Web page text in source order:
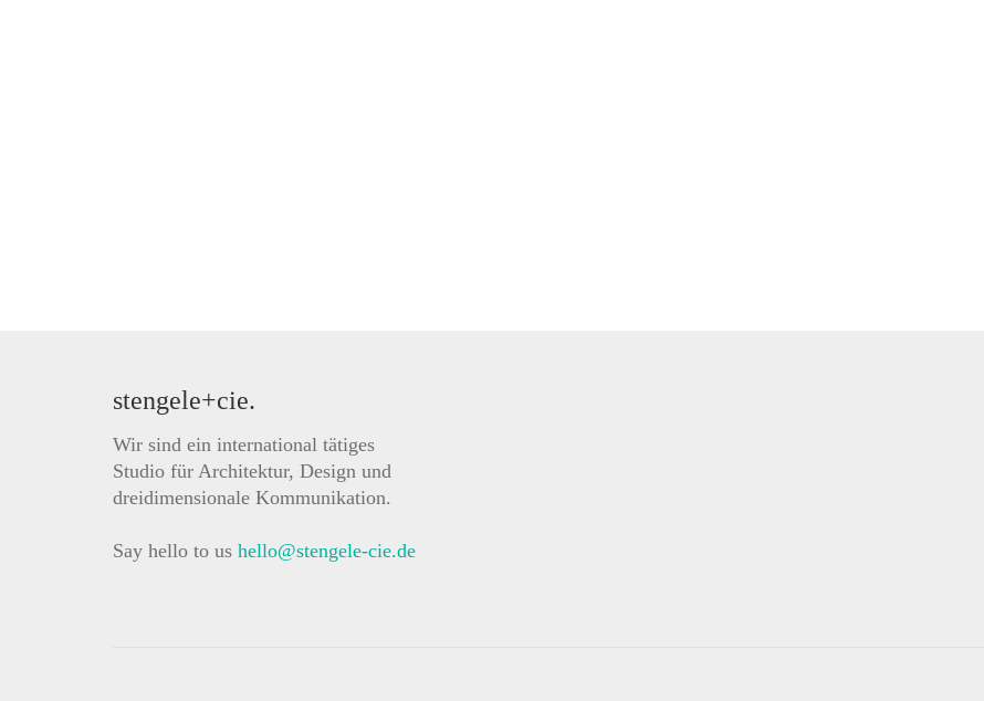
stengele+cie.
Wir sind ein international tätiges
Studio für Architektur, Design und
dreidimensionale Kommunikation.
Say hello to us hello@stengele-cie.de